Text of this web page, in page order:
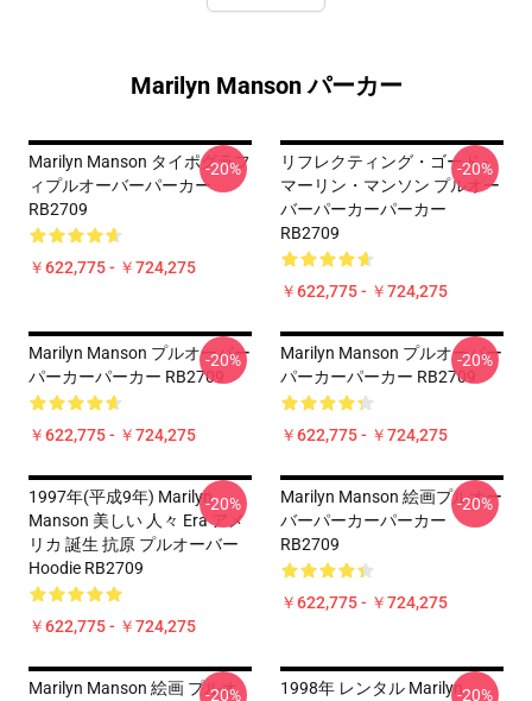
Marilyn Manson パーカー
Marilyn Manson タイポグラフ
ィプルオーバーパーカー
RB2709
￥622,775 - ￥724,275
-20%
リフレクティング・ゴード -
マーリン・マンソン プルオー
バーパーカーパーカー
RB2709
￥622,775 - ￥724,275
-20%
Marilyn Manson プルオーバー
パーカーパーカー RB2709
￥622,775 - ￥724,275
-20%
Marilyn Manson プルオーバー
パーカーパーカー RB2709
￥622,775 - ￥724,275
-20%
1997年(平成9年) Marilyn
Manson 美しい 人々 Era アメ
リカ 誕生 抗原 プルオーバー
Hoodie RB2709
￥622,775 - ￥724,275
-20%
Marilyn Manson 絵画プルオー
バーパーカーパーカー
RB2709
￥622,775 - ￥724,275
-20%
Marilyn Manson 絵画 プルオ
-20%
1998年 レンタル Marilyn-20%